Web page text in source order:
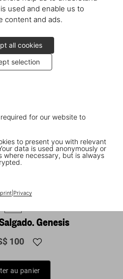
used and enable us to
content and ads.
all cookies
selection
for our website to
to present you with relevant
data is used anonymously or
where necessary, but is always
| Privacy
Genesis
100
au panier